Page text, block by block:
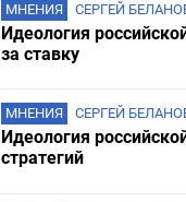
МНЕНИЯ СЕРГЕЙ
Идеология
за ставку
МНЕНИЯ СЕРГЕЙ
Идеология
стратегий